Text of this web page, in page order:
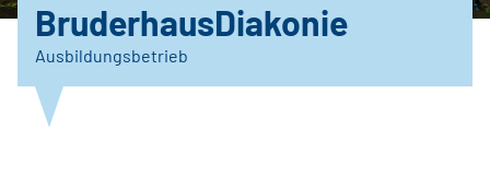
BruderhausDiakonie
Ausbildungsbetrieb